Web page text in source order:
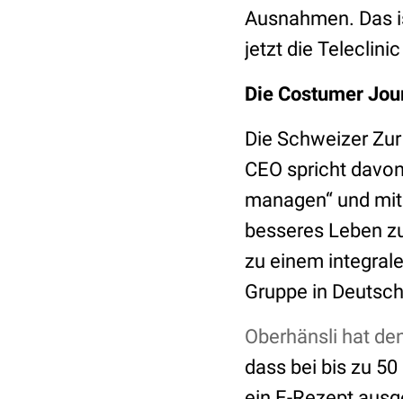
Ausnahmen. Das
jetzt die
Die Costumer
Die Schweizer
CEO spricht
managen“ und
besseres Leben
zu einem
Gruppe in
Oberhänsli hat
dass bei bis zu